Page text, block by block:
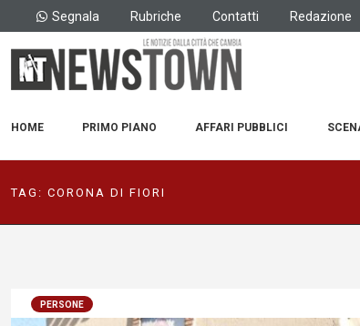
Segnala Rubriche Contatti Redazione
HOME PRIMO PIANO AFFARI PUBBLICI
TAG: CORONA DI FIORI
PERSONE